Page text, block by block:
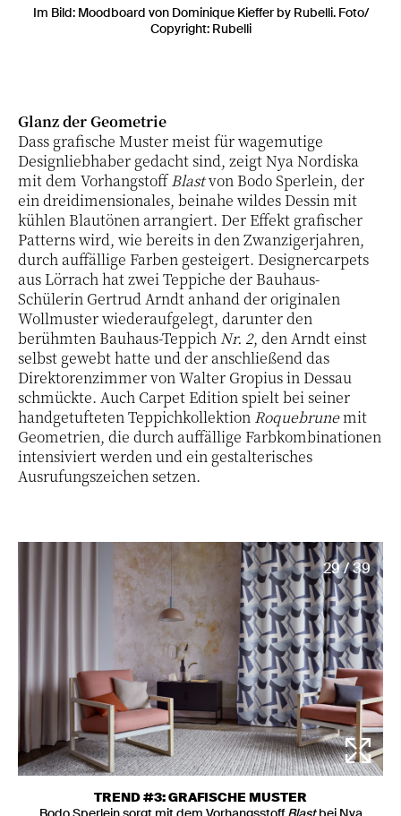
Im Bild: Moodboard von Dominique Kieffer by Rubelli. Foto/
Copyright: Rubelli
Glanz der Geometrie
Dass grafische Muster meist für wagemutige
Designliebhaber gedacht sind, zeigt Nya Nordiska
mit dem VorhangstoffBlastvon Bodo Sperlein, der
ein dreidimensionales, beinahe wildes Dessin mit
kühlen Blautönen arrangiert. Der Effekt grafischer
Patterns wird, wie bereits in den Zwanzigerjahren,
durch auffällige Farben gesteigert. Designercarpets
aus Lörrach hat zwei Teppiche der Bauhaus-
Schülerin Gertrud Arndt anhand der originalen
Wollmuster wiederaufgelegt, darunter den
berühmten Bauhaus-TeppichNr. 2, den Arndt einst
selbst gewebt hatte und der anschließend das
Direktorenzimmer von Walter Gropius in Dessau
schmückte. Auch Carpet Edition spielt bei seiner
handgetufteten Teppichkollektion Roquebrunemit
Geometrien, die durch auffällige Farbkombinationen
intensiviert werden und ein gestalterisches
Ausrufungszeichen setzen.
29 / 39
TREND #3: GRAFISCHE MUSTER